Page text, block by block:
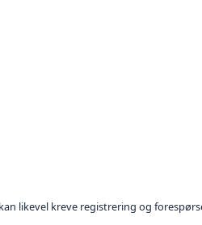
likevel kreve registrering og